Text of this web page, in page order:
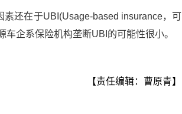
还在于UBI(Usage-based insurance，可
企系保险机构垄断UBI的可能性很小。
【责任编辑：曹原青】